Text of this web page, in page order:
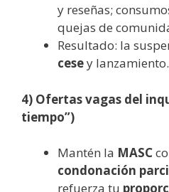
y reseñas;
quejas de
Resultado: la
cesey lanzamiento.
4) Ofertas vagas del
tiempo”)
Mantén la MASC
condonación
refuerza tu